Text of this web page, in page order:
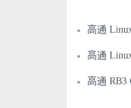
高通
高通
高通 RB3